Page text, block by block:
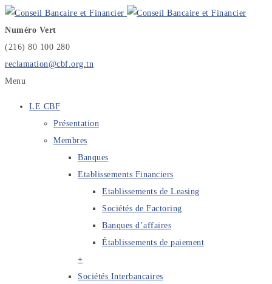
Numéro Vert
(216) 80 100 280
reclamation@cbf.org.tn
Menu
LE CBF
Présentation
Membres
Banques
Etablissements Financiers
Etablissements de Leasing
Sociétés de Factoring
Banques d’affaires
Établissements de paiement
+
Sociétés Interbancaires